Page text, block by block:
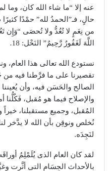
عنه إلا “ما شاء الله كان،
حالٍ، فـ”الحمدُ لله” حمْدًا
من نِعَمٍ لا تُعُدُّ ولا تُحصَى “وَإِن
اللَّهَ لَغَفُورٌ رَّحِيمٌ” النَحْل: 18.
نستودع الله تعالى هذا العام،
تقصيرنا على ما فرَّطنا فيه من
الصالح والحَسَن فيه، وأن
والإصلاح فيما هو مُقبل، فَكُلُّنا
المُقبل، وجميع مستقبلنا، خيراً
نُخلص ونوقِن بأن الله لا يدَّخر
لنَجِدَه.
لقد كان العام الذى يُلَمْلِمُ
بالأحداث الجِسَام التى أثَّرت